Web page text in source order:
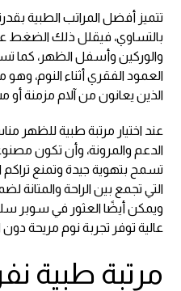
تتميز أفضل المراتب الطبية
بالتساوي، فيقلل ذلك الضغط
والوركين وأسفل الظهر، كما
العمود الفقري أثناء النوم،
الذين يعانون من آلام مزمنة
عند اختيار مرتبة طبية للظهر
الدعم والمرونة، وأن تكون
تسمح بتهوية جيدة وتمنع تراكم
التي تجمع بين الراحة والمتانة
ويمكن أيضًا العثور في سوبر
عالية توفر تجربة نوم مريحة
مرتبة طبية نفر